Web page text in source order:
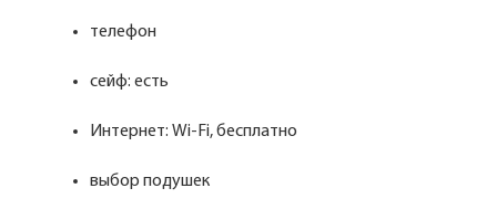
телефон
сейф: есть
Интернет: Wi-Fi, бесплатно
выбор подушек